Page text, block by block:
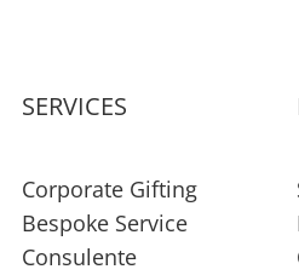
SERVICES
Corporate Gifting
Bespoke Service
Consulente